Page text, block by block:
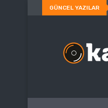
GÜNCEL YAZILAR